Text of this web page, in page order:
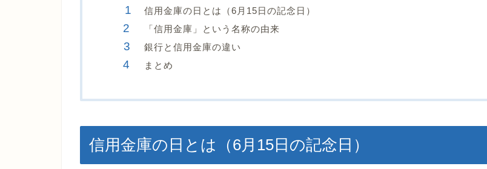
信用金庫の日とは（6月15日の記念日）
「信用金庫」という名称の由来
銀行と信用金庫の違い
まとめ
信用金庫の日とは（6月15日の記念日）